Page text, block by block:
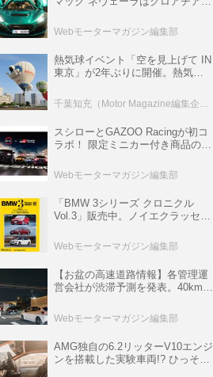
ロニクル・完全版／115】
Webモーターマガジン編集部
熱気球イベント「空を見上げて IN
東京」が2年ぶりに開催。熱気球
室などのコンテンツも
スシローとGAZOO Racingが初コ
ラボ！ 限定ミニカー付き商品の
ト体験があたる抽選企画などを展
開
Webモーターマガジン編集部
「BMW 3シリーズ クロニクル
Vol.3」販売中。ノイエクラッセか
ムック
Webモーターマガジン編集部
【お盆の高速道路情報】各管理運
営会社が渋滞予測を発表。40km以
数ある
Webモーターマガジン編集部
AMG独自の6.2リッターV10エンジ
ンを搭載した実験車両!? ひっそり